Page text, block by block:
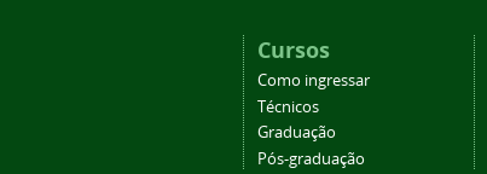
Cursos
Como ingressar
Técnicos
Graduação
Pós-graduação